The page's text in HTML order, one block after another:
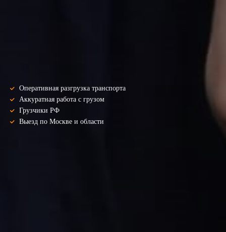
Оперативная разгрузка транспорта
Аккуратная работа с грузом
Грузчики РФ
Выезд по Москве и области